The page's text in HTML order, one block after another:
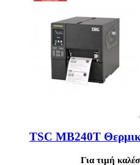
TSC MB240T
Για τιμή